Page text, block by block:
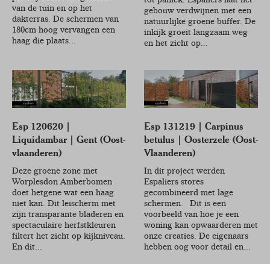
van de tuin en op het
dakterras. De schermen van
180cm hoog vervangen een
haag die plaats...
gebouw verdwijnen met een
natuurlijke groene buffer. De
inkijk groeit langzaam weg
en het zicht op...
Esp 120620 |
Liquidambar | Gent (Oost-
vlaanderen)
Deze groene zone met
Worplesdon Amberbomen
doet hetgene wat een haag
niet kan. Dit leischerm met
zijn transparante bladeren en
spectaculaire herfstkleuren
filtert het zicht op kijkniveau.
En dit...
Esp 131219 | Carpinus
betulus | Oosterzele (Oost-
Vlaanderen)
In dit project werden
Espaliers stores
gecombineerd met lage
schermen. Dit is een
voorbeeld van hoe je een
woning kan opwaarderen met
onze creaties. De eigenaars
hebben oog voor detail en...